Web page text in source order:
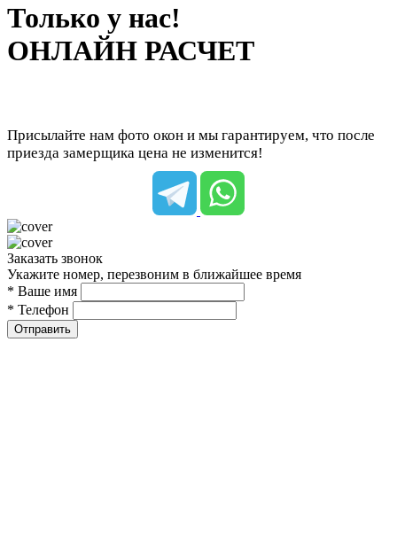
Только у нас!
ОНЛАЙН РАСЧЕТ
Присылайте нам фото окон и мы гарантируем, что после
приезда замерщика цена не изменится!
Заказать звонок
Укажите номер, перезвоним в ближайшее время
* Ваше имя
* Телефон
Отправить